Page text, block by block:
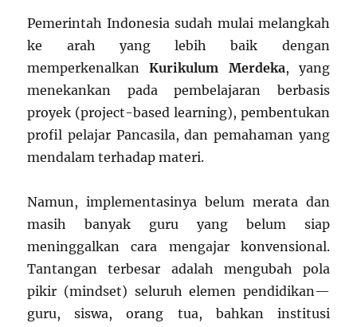
Pemerintah Indonesia sudah mulai melangkah
ke arah yang lebih baik dengan
memperkenalkanKurikulum Merdeka, yang
menekankan pada pembelajaran berbasis
proyek (project-based learning), pembentukan
profil pelajar Pancasila, dan pemahaman yang
mendalam terhadap materi.
Namun, implementasinya belum merata dan
masih banyak guru yang belum siap
meninggalkan cara mengajar konvensional.
Tantangan terbesar adalah mengubah pola
pikir (mindset) seluruh elemen pendidikan—
guru, siswa, orang tua, bahkan institusi